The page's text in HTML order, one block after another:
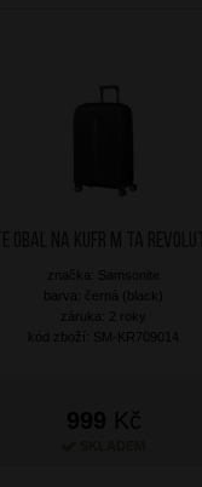
značka: Samsonite
barva: černá (black)
záruka: 2 roky
kód zboží: SM-KR709014